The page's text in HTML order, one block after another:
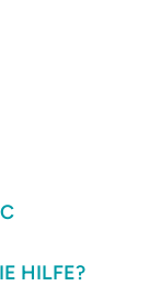
HILFE?